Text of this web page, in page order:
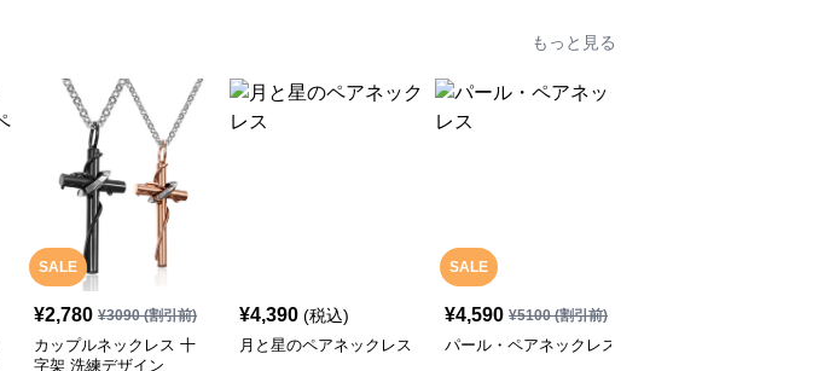
もっと見る
SALE
¥2,780 ¥3090(割引前)
カップルネックレス 十
字架 洗練デザイン
¥4,390 (税込)
月と星のペアネックレス
SALE
¥4,590 ¥5100(割引前)
パール・ペアネックレス